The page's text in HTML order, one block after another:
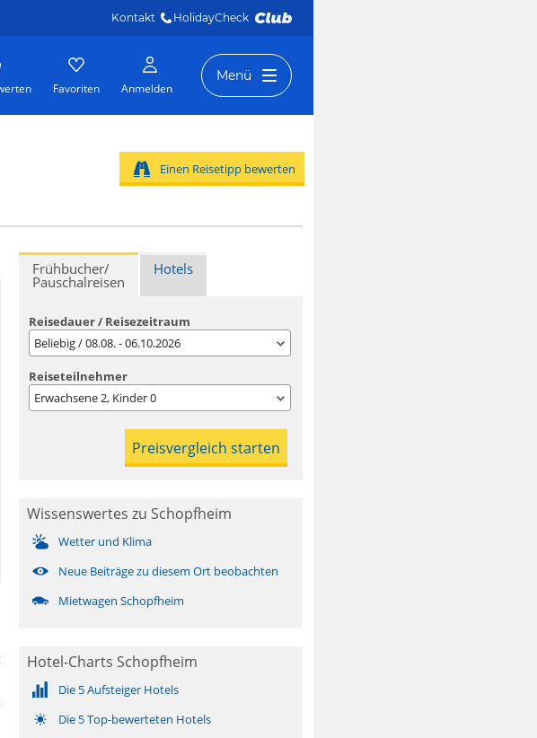
Kontakt HolidayCheck
Favoriten Anmelden
Menü
Einen Reisetipp bewerten
Frühbucher/
Pauschalreisen
Hotels
Reisedauer / Reisezeitraum
Beliebig / 08.08. - 06.10.2026
Reiseteilnehmer
Erwachsene2, Kinder0
Wissenswertes zu Schopfheim
Wetter und Klima
Neue Beiträge zu diesem Ort beobachten
Mietwagen Schopfheim
Hotel-Charts Schopfheim
Die 5 Aufsteiger Hotels
Die 5 Top-bewerteten Hotels